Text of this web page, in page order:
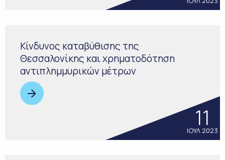
Κίνδυνος καταβύθισης της
Θεσσαλονίκης και χρηματοδότηση
αντιπλημμυρικών μέτρων
11
ΙΟΥΛ 2023